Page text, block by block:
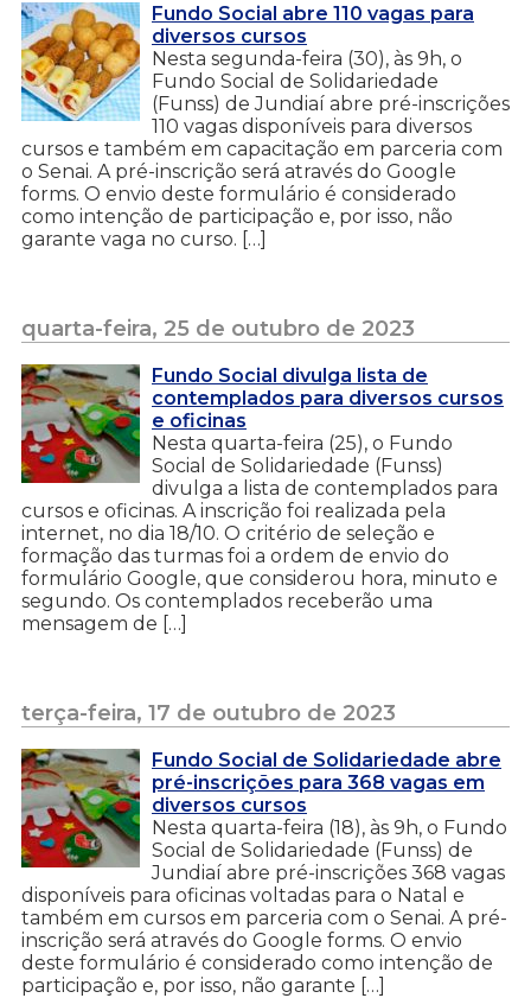
Fundo Social abre 110 vagas para
diversos cursos
Nesta segunda-feira (30), às 9h, o
Fundo Social de Solidariedade
(Funss) de Jundiaí abre pré-inscrições
110 vagas disponíveis para diversos
cursos e também em capacitação em parceria com
o Senai. A pré-inscrição será através do Google
forms. O envio deste formulário é considerado
como intenção de participação e, por isso, não
garante vaga no curso. […]
quarta-feira, 25 de outubro de 2023
Fundo Social divulga lista de
contemplados para diversos cursos
e oficinas
Nesta quarta-feira (25), o Fundo
Social de Solidariedade (Funss)
divulga a lista de contemplados para
cursos e oficinas. A inscrição foi realizada pela
internet, no dia 18/10. O critério de seleção e
formação das turmas foi a ordem de envio do
formulário Google, que considerou hora, minuto e
segundo. Os contemplados receberão uma
mensagem de […]
terça-feira, 17 de outubro de 2023
Fundo Social de Solidariedade abre
pré-inscrições para 368 vagas em
diversos cursos
Nesta quarta-feira (18), às 9h, o Fundo
Social de Solidariedade (Funss) de
Jundiaí abre pré-inscrições 368 vagas
disponíveis para oficinas voltadas para o Natal e
também em cursos em parceria com o Senai. A pré-
inscrição será através do Google forms. O envio
deste formulário é considerado como intenção de
participação e, por isso, não garante […]